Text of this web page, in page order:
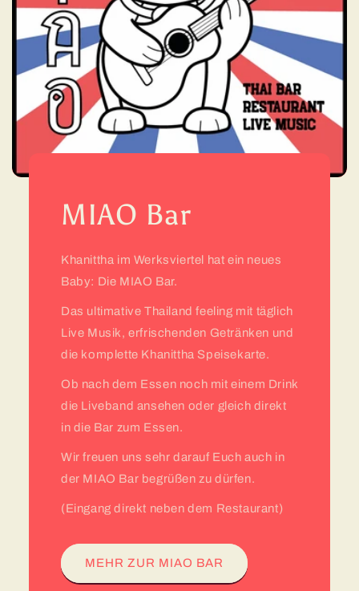
MIAO Bar
Khanittha im Werksviertel hat ein neues
Baby: Die MIAO Bar.
Das ultimative Thailand feeling mit täglich
Live Musik, erfrischenden Getränken und
die komplette Khanittha Speisekarte.
Ob nach dem Essen noch mit einem Drink
die Liveband ansehen oder gleich direkt
in die Bar zum Essen.
Wir freuen uns sehr darauf Euch auch in
der MIAO Bar begrüßen zu dürfen.
(Eingang direkt neben dem Restaurant)
MEHR ZUR MIAO BAR